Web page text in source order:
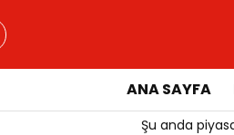
ANA SAYFA
Şu anda